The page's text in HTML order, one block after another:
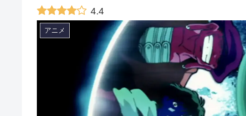
4.4
アニメ